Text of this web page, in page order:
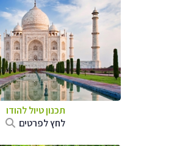
תכנון טיוללהודו
לחץ לפרטים